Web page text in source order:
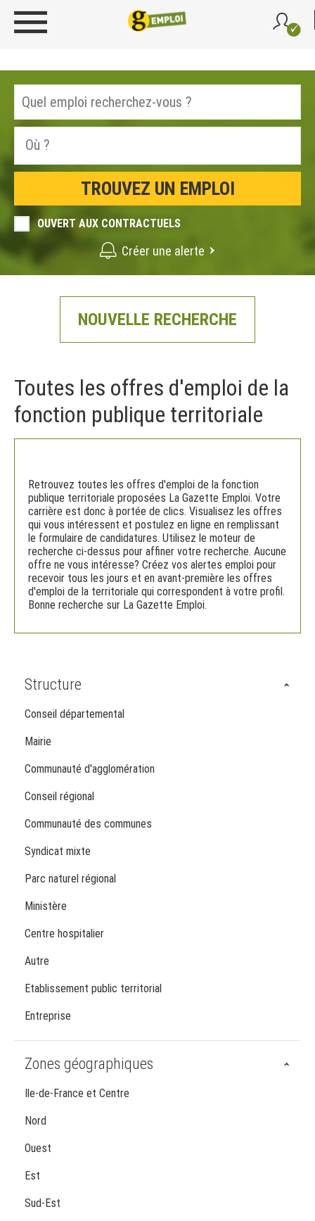
OUVERT AUX CONTRACTUELS
Créer une alerte
NOUVELLE RECHERCHE
Toutes les offres d'emploi de la
fonction publique territoriale
Retrouvez toutes les offres d'emploi de la fonction
publique territoriale proposées La Gazette Emploi. Votre
carrière est donc à portée de clics. Visualisez les offres
qui vous intéressent et postulez en ligne en remplissant
le formulaire de candidatures. Utilisez le moteur de
recherche ci-dessus pour affiner votre recherche. Aucune
offre ne vous intéresse? Créez vos alertes emploi pour
recevoir tous les jours et en avant-première les offres
d'emploi de la territoriale qui correspondent à votre profil.
Bonne recherche sur La Gazette Emploi.
Structure
Conseil départemental
Mairie
Communauté d'agglomération
Conseil régional
Communauté des communes
Syndicat mixte
Parc naturel régional
Ministère
Centre hospitalier
Autre
Etablissement public territorial
Entreprise
Zones géographiques
Ile-de-France et Centre
Nord
Ouest
Est
Sud-Est